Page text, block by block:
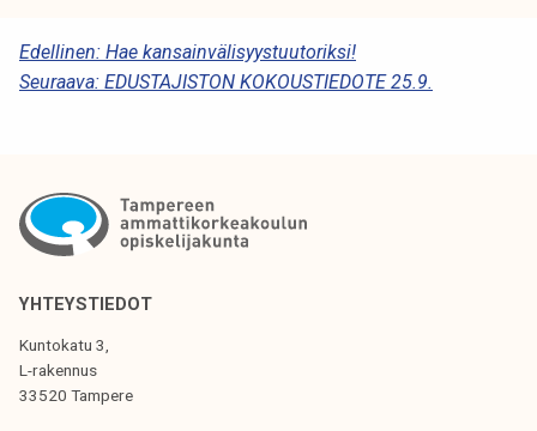
p
i
i
k
u
n
t
A
R
K
K
E
L
I
E
Edellinen: Hae kansainvälisyystuutoriksi!
Seuraava: EDUSTAJISTON KOKOUSTIEDOTE 25.9.
YHTEYSTIEDOT
Kuntokatu 3,
L-rakennus
33520 Tampere